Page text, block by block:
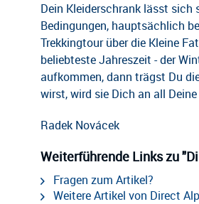
Dein Kleiderschrank lässt sich
Bedingungen, hauptsächlich
Trekkingtour über die Kleine
beliebteste Jahreszeit - der
aufkommen, dann trägst Du
wirst, wird sie Dich an all
Radek Novácek
Weiterführende Links zu
Fragen zum Artikel?
Weitere Artikel von Direct